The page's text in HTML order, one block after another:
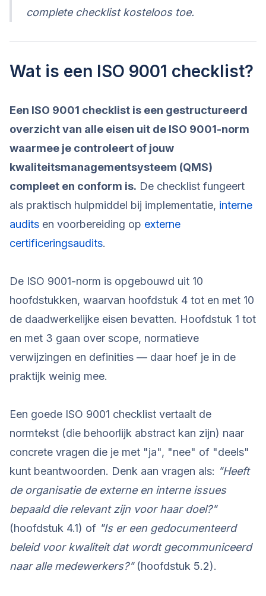
complete checklist kosteloos toe.
Wat is een ISO 9001 checklist?
Een ISO 9001 checklist is een gestructureerd
overzicht van alle eisen uit de ISO 9001-norm
waarmee je controleert of jouw
kwaliteitsmanagementsysteem (QMS)
compleet en conform is. De checklist fungeert
als praktisch hulpmiddel bij implementatie, interne
audits en voorbereiding op externe
certificeringsaudits.
De ISO 9001-norm is opgebouwd uit 10
hoofdstukken, waarvan hoofdstuk 4 tot en met 10
de daadwerkelijke eisen bevatten. Hoofdstuk 1 tot
en met 3 gaan over scope, normatieve
verwijzingen en definities — daar hoef je in de
praktijk weinig mee.
Een goede ISO 9001 checklist vertaalt de
normtekst (die behoorlijk abstract kan zijn) naar
concrete vragen die je met "ja", "nee" of "deels"
kunt beantwoorden. Denk aan vragen als: "Heeft
de organisatie de externe en interne issues
bepaald die relevant zijn voor haar doel?"
(hoofdstuk 4.1) of "Is er een gedocumenteerd
beleid voor kwaliteit dat wordt gecommuniceerd
naar alle medewerkers?"(hoofdstuk 5.2).